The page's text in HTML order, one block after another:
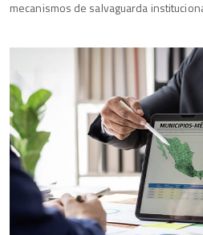
mecanismos de salvaguarda